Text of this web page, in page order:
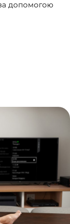
за допомогою